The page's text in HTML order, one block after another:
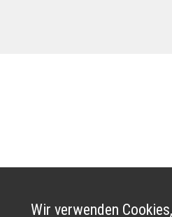
Wir verwenden